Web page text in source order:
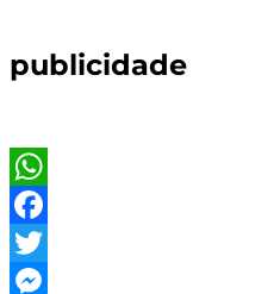
publicidade
WhatsApp
Facebook
Twitter